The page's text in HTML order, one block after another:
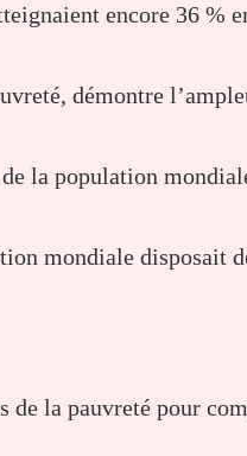
encore 36 %
démontre
la population
mondiale disposait
de la pauvreté pour